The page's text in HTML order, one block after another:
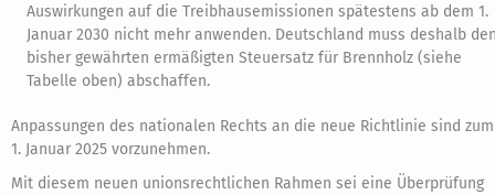
Auswirkungen auf die Treibhausemissionen spätestens ab dem 1.
Januar 2030 nicht mehr anwenden. Deutschland muss deshalb
bisher gewährten ermäßigten Steuersatz für Brennholz (siehe
Tabelle oben) abschaffen.
Anpassungen des nationalen Rechts an die neue Richtlinie sind zum
1. Januar 2025 vorzunehmen.
Mit diesem neuen unionsrechtlichen Rahmen sei eine Überprüfung